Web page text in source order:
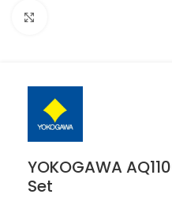
YOKOGAWA
Set